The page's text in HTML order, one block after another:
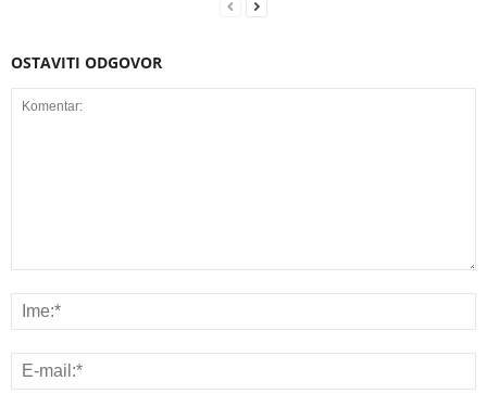
OSTAVITI ODGOVOR